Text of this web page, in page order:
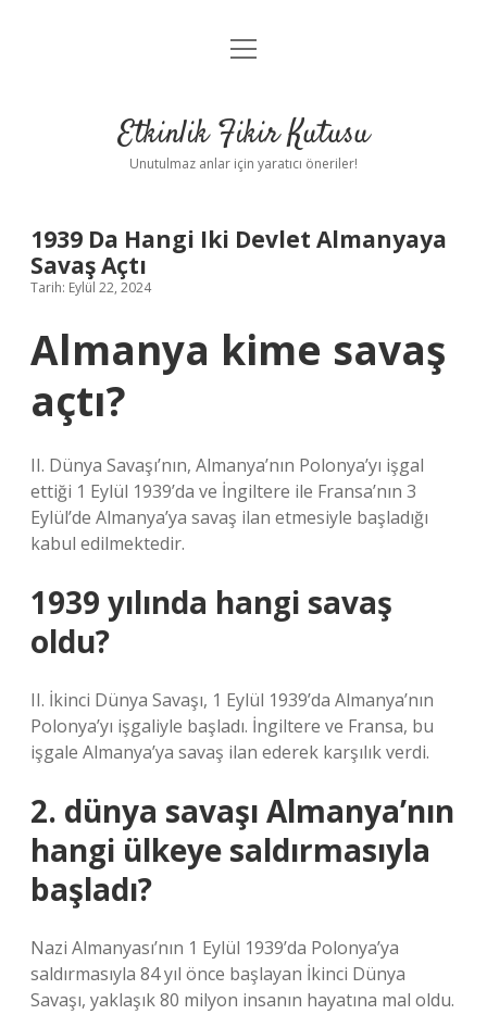
Anasayfa
Yasal Uyarı
menüyü
Etkinlik Fikir Kutusu
Unutulmaz anlar için yaratıcı öneriler!
1939 Da Hangi Iki Devlet Almanyaya
Savaş Açtı
Tarih: Eylül 22, 2024
Almanya kime savaş
açtı?
II. Dünya Savaşı’nın, Almanya’nın Polonya’yı işgal
ettiği 1 Eylül 1939’da ve İngiltere ile Fransa’nın 3
Eylül’de Almanya’ya savaş ilan etmesiyle başladığı
kabul edilmektedir.
1939 yılında hangi savaş
oldu?
II. İkinci Dünya Savaşı, 1 Eylül 1939’da Almanya’nın
Polonya’yı işgaliyle başladı. İngiltere ve Fransa, bu
işgale Almanya’ya savaş ilan ederek karşılık verdi.
2. dünya savaşı Almanya’nın
hangi ülkeye saldırmasıyla
başladı?
Nazi Almanyası’nın 1 Eylül 1939’da Polonya’ya
saldırmasıyla 84 yıl önce başlayan İkinci Dünya
Savaşı, yaklaşık 80 milyon insanın hayatına mal oldu.